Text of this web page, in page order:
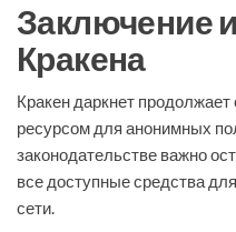
Заключение
Кракена
Кракен даркнет
ресурсом для анонимных
законодательстве важно
все доступные средства
сети.